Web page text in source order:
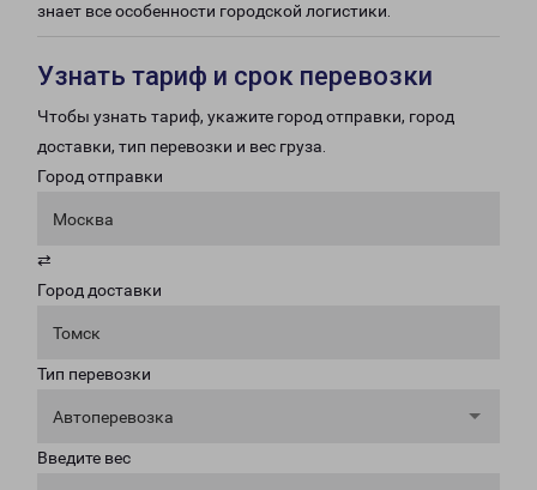
знает все особенности городской логистики.
Узнать тариф и срок перевозки
Чтобы узнать тариф, укажите город отправки, город
доставки, тип перевозки и вес груза.
Город отправки
Москва
⇄
Город доставки
Томск
Тип перевозки
Автоперевозка
Введите вес